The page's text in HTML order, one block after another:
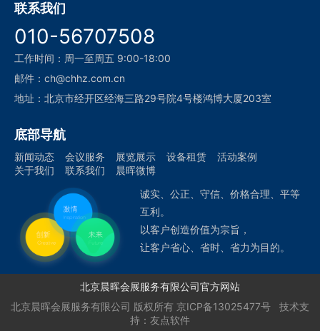
联系我们
010-56707508
工作时间：周一至周五 9:00-18:00
邮件：ch@chhz.com.cn
地址：北京市经开区经海三路29号院4号楼鸿博大厦203室
底部导航
新闻动态 会议服务 展览展示 设备租赁
活动案例
关于我们
联系我们
晨晖微博
诚实、公正、守信、价格合理、平等
互利。
以客户创造价值为宗旨，
让客户省心、省时、省力为目的。
北京晨晖会展服务有限公司官方网站
北京晨晖会展服务有限公司 版权所有 京ICP备13025477号
技术支
持： 友点软件